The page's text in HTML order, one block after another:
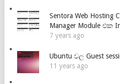
Sentora Web Hosting
Manager Module
7 years ago
Ubuntu වල Guest
11 years ago